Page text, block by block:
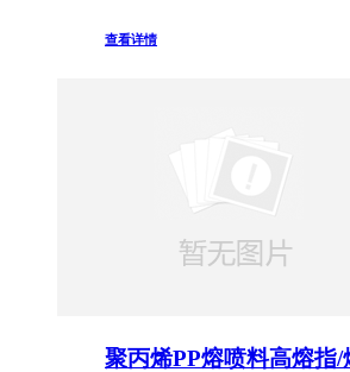
查看详情
聚丙烯PP熔喷料高熔指